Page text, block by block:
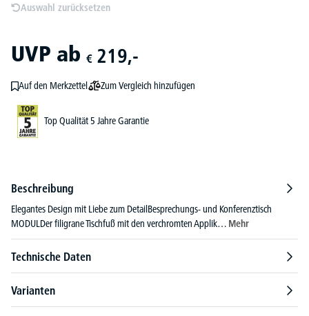
Auswahl zurücksetzen
UVP ab € 219,-
Auf den Merkzettel Zum Vergleich hinzufügen
Top Qualität 5 Jahre Garantie
Beschreibung
Elegantes Design mit Liebe zum DetailBesprechungs- und Konferenztisch
MODULDer filigrane Tischfuß mit den verchromten Applik… Mehr
Technische Daten
Varianten